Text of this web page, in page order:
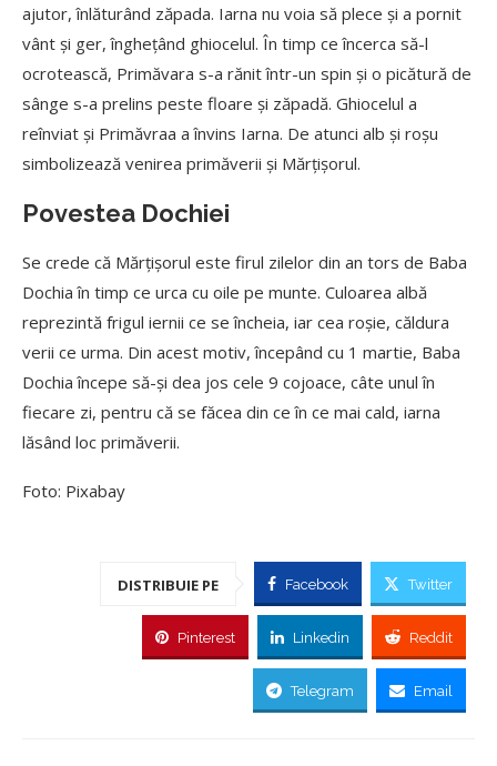
ajutor, înlăturând zăpada. Iarna nu voia să plece și a pornit
vânt și ger, înghețând ghiocelul. În timp ce încerca să-l
ocrotească, Primăvara s-a rănit într-un spin și o picătură de
sânge s-a prelins peste floare și zăpadă. Ghiocelul a
reînviat și Primăvraa a învins Iarna. De atunci alb și roșu
simbolizează venirea primăverii și Mărțișorul.
Povestea Dochiei
Se crede că Mărțișorul este firul zilelor din an tors de Baba
Dochia în timp ce urca cu oile pe munte. Culoarea albă
reprezintă frigul iernii ce se încheia, iar cea roșie, căldura
verii ce urma. Din acest motiv, începând cu 1 martie, Baba
Dochia începe să-și dea jos cele 9 cojoace, câte unul în
fiecare zi, pentru că se făcea din ce în ce mai cald, iarna
lăsând loc primăverii.
Foto: Pixabay
DISTRIBUIE PE Facebook Twitter
Pinterest Linkedin Reddit
Telegram Email